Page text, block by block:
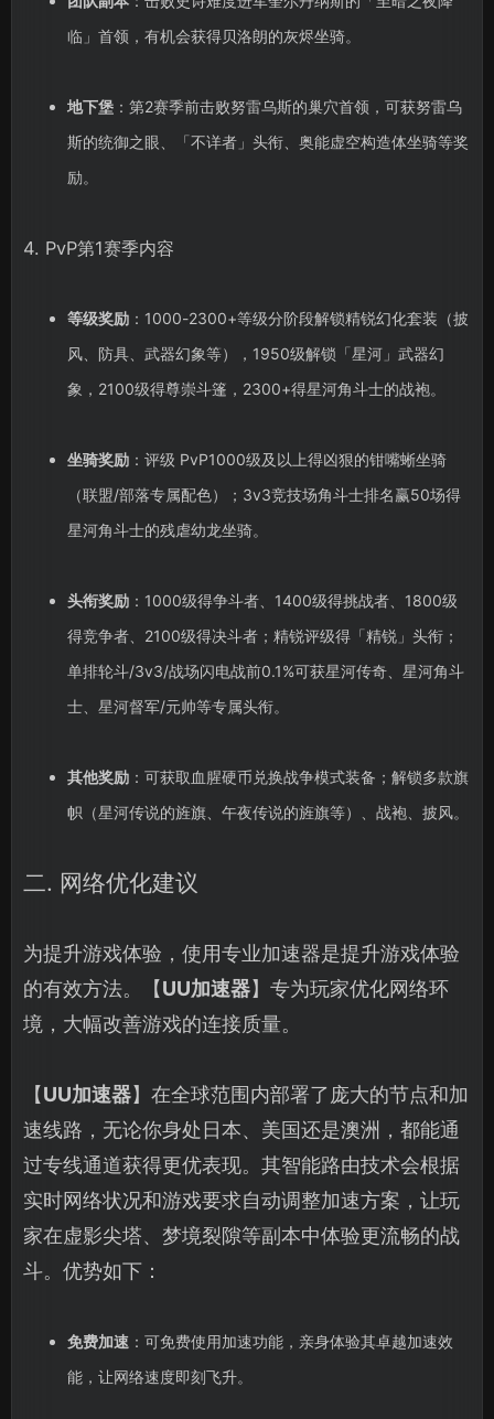
临」首领，有机会获得贝洛朗的灰烬坐骑。
地下堡：第2赛季前击败努雷乌斯的巢穴首领，可获努雷乌
斯的统御之眼、「不详者」头衔、奥能虚空构造体坐骑等奖
励。
4. PvP第1赛季内容
等级奖励：1000-2300+等级分阶段解锁精锐幻化套装（披
风、防具、武器幻象等），1950级解锁「星河」武器幻
象，2100级得尊崇斗篷，2300+得星河角斗士的战袍。
坐骑奖励：评级 PvP1000级及以上得凶狠的钳嘴蜥坐骑
（联盟/部落专属配色）；3v3竞技场角斗士排名赢50场得
星河角斗士的残虐幼龙坐骑。
头衔奖励：1000级得争斗者、1400级得挑战者、1800级
得竞争者、2100级得决斗者；精锐评级得「精锐」头衔；
单排轮斗/3v3/战场闪电战前0.1%可获星河传奇、星河角斗
士、星河督军/元帅等专属头衔。
其他奖励：可获取血腥硬币兑换战争模式装备；解锁多款旗
帜（星河传说的旌旗、午夜传说的旌旗等）、战袍、披风。
二. 网络优化建议
为提升游戏体验，使用专业加速器是提升游戏体验
的有效方法。【UU加速器】专为玩家优化网络环
境，大幅改善游戏的连接质量。
【UU加速器】在全球范围内部署了庞大的节点和加
速线路，无论你身处日本、美国还是澳洲，都能通
过专线通道获得更优表现。其智能路由技术会根据
实时网络状况和游戏要求自动调整加速方案，让玩
家在虚影尖塔、梦境裂隙等副本中体验更流畅的战
斗。优势如下：
免费加速：可免费使用加速功能，亲身体验其卓越加速效
能，让网络速度即刻飞升。